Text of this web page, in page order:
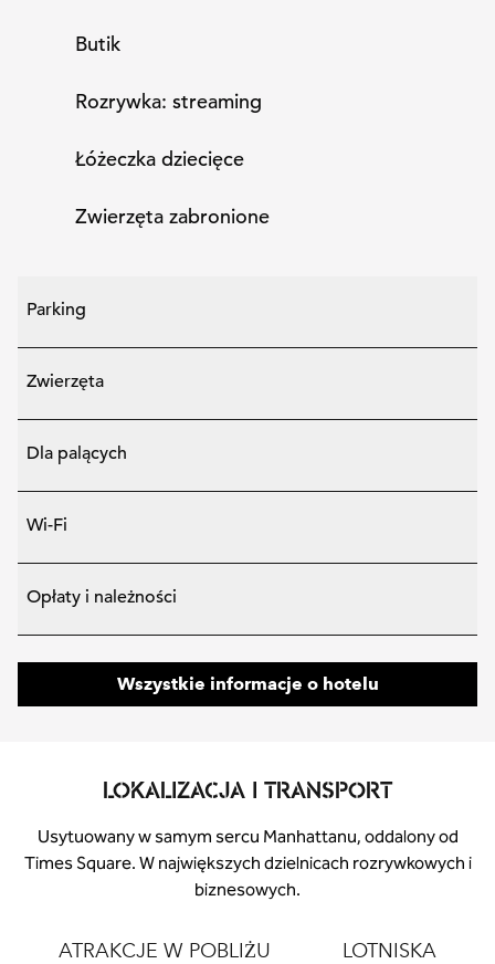
Butik
Rozrywka: streaming
Łóżeczka dziecięce
Zwierzęta zabronione
Parking
Zwierzęta
Dla palących
Wi-Fi
Opłaty i należności
Wszystkie informacje o hotelu
LOKALIZACJA I TRANSPORT
Usytuowany w samym sercu Manhattanu, oddalony od
Times Square. W największych dzielnicach rozrywkowych i
biznesowych.
ATRAKCJE W POBLIŻU LOTNISKA